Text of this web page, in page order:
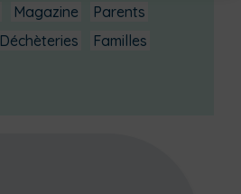
Magazine
Parents
Déchèteries
Familles